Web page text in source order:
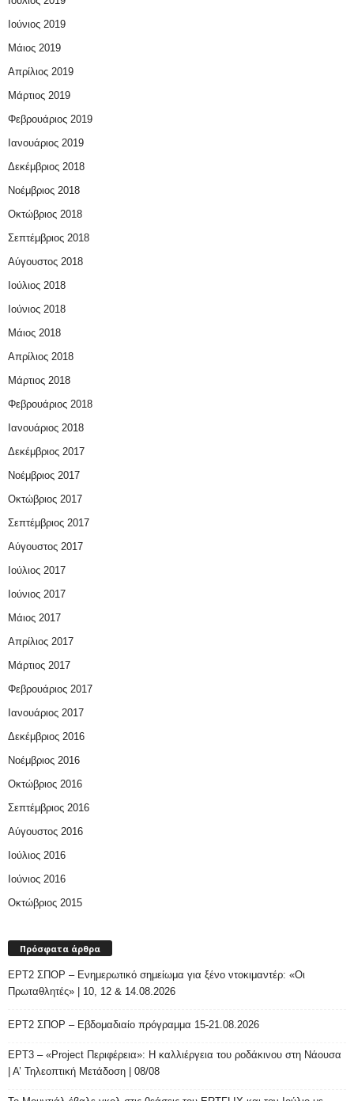
Ιούνιος 2019
Μάιος 2019
Απρίλιος 2019
Μάρτιος 2019
Φεβρουάριος 2019
Ιανουάριος 2019
Δεκέμβριος 2018
Νοέμβριος 2018
Οκτώβριος 2018
Σεπτέμβριος 2018
Αύγουστος 2018
Ιούλιος 2018
Ιούνιος 2018
Μάιος 2018
Απρίλιος 2018
Μάρτιος 2018
Φεβρουάριος 2018
Ιανουάριος 2018
Δεκέμβριος 2017
Νοέμβριος 2017
Οκτώβριος 2017
Σεπτέμβριος 2017
Αύγουστος 2017
Ιούλιος 2017
Ιούνιος 2017
Μάιος 2017
Απρίλιος 2017
Μάρτιος 2017
Φεβρουάριος 2017
Ιανουάριος 2017
Δεκέμβριος 2016
Νοέμβριος 2016
Οκτώβριος 2016
Σεπτέμβριος 2016
Αύγουστος 2016
Ιούλιος 2016
Ιούνιος 2016
Οκτώβριος 2015
Πρόσφατα άρθρα
ΕΡΤ2 ΣΠΟΡ – Ενημερωτικό σημείωμα για ξένο ντοκιμαντέρ: «Οι
Πρωταθλητές» | 10, 12 & 14.08.2026
ΕΡΤ2 ΣΠΟΡ – Εβδομαδιαίο πρόγραμμα 15-21.08.2026
ΕΡΤ3 – «Project Περιφέρεια»: Η καλλιέργεια του ροδάκινου στη Νάουσα
| Α’ Τηλεοπτική Μετάδοση | 08/08